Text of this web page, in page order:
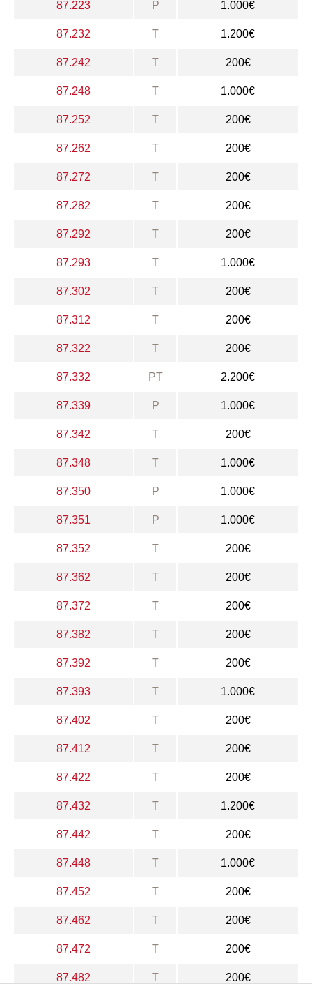
87.223 P 1.000€
87.232 T 1.200€
87.242 T 200€
87.248 T 1.000€
87.252 T 200€
87.262 T 200€
87.272 T 200€
87.282 T 200€
87.292 T 200€
87.293 T 1.000€
87.302 T 200€
87.312 T 200€
87.322 T 200€
87.332 PT 2.200€
87.339 P 1.000€
87.342 T 200€
87.348 T 1.000€
87.350 P 1.000€
87.351 P 1.000€
87.352 T 200€
87.362 T 200€
87.372 T 200€
87.382 T 200€
87.392 T 200€
87.393 T 1.000€
87.402 T 200€
87.412 T 200€
87.422 T 200€
87.432 T 1.200€
87.442 T 200€
87.448 T 1.000€
87.452 T 200€
87.462 T 200€
87.472 T 200€
87.482 T 200€